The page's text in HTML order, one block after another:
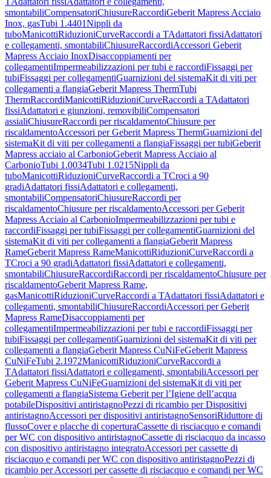
smontabiliCompensatoriChiusureRaccordiGeberit Mapress Acciaio
Inox, gasTubi 1.4401Nippli da
tuboManicottiRiduzioniCurveRaccordi a TAdattatori fissiAdattatori
e collegamenti, smontabiliChiusureRaccordiAccessori Geberit
Mapress Acciaio InoxDisaccoppiamenti per
collegamentiImpermeabilizzazioni per tubi e raccordiFissaggi per
tubiFissaggi per collegamentiGuarnizioni del sistemaKit di viti per
collegamenti a flangiaGeberit Mapress ThermTubi
ThermRaccordiManicottiRiduzioniCurveRaccordi a TAdattatori
fissiAdattatori e giunzioni, removibiliCompensatori
assialiChiusureRaccordi per riscaldamentoChiusure per
riscaldamentoAccessori per Geberit Mapress ThermGuarnizioni del
sistemaKit di viti per collegamenti a flangiaFissaggi per tubiGeberit
Mapress acciaio al CarbonioGeberit Mapress Acciaio al
CarbonioTubi 1.0034Tubi 1.0215Nippli da
tuboManicottiRiduzioniCurveRaccordi a TCroci a 90
gradiAdattatori fissiAdattatori e collegamenti,
smontabiliCompensatoriChiusureRaccordi per
riscaldamentoChiusure per riscaldamentoAccessori per Geberit
Mapress Acciaio al CarbonioImpermeabilizzazioni per tubi e
raccordiFissaggi per tubiFissaggi per collegamentiGuarnizioni del
sistemaKit di viti per collegamenti a flangiaGeberit Mapress
RameGeberit Mapress RameManicottiRiduzioniCurveRaccordi a
TCroci a 90 gradiAdattatori fissiAdattatori e collegamenti,
smontabiliChiusureRaccordiRaccordi per riscaldamentoChiusure per
riscaldamentoGeberit Mapress Rame,
gasManicottiRiduzioniCurveRaccordi a TAdattatori fissiAdattatori e
collegamenti, smontabiliChiusureRaccordiAccessori per Geberit
Mapress RameDisaccoppiamenti per
collegamentiImpermeabilizzazioni per tubi e raccordiFissaggi per
tubiFissaggi per collegamentiGuarnizioni del sistemaKit di viti per
collegamenti a flangiaGeberit Mapress CuNiFeGeberit Mapress
CuNiFeTubi 2.1972ManicottiRiduzioniCurveRaccordi a
TAdattatori fissiAdattatori e collegamenti, smontabiliAccessori per
Geberit Mapress CuNiFeGuarnizioni del sistemaKit di viti per
collegamenti a flangiaSistema Geberit per l’Igiene dell’acqua
potabileDispositivi antiristagnoPezzi di ricambio per Dispositivi
antiristagnoAccessori per dispositivi antiristagnoSensoriRiduttore di
flussoCover e placche di coperturaCassette di risciacquo e comandi
per WC con dispositivo antiristagnoCassette di risciacquo da incasso
con dispositivo antiristagno integratoAccessori per cassette di
risciacquo e comandi per WC con dispositivo antiristagnoPezzi di
ricambio per Accessori per cassette di risciacquo e comandi per WC